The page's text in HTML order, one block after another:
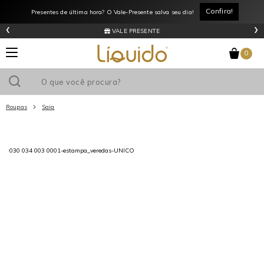
Presentes de última hora? O Vale-Presente salva seu dia! Confira!
VALE PRESENTE
‹ ›
0
Roupas Saia
030 034 003 0001-estampa_veredas-UNICO